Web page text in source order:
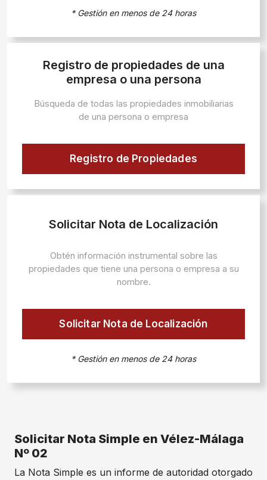
* Gestión en menos de 24 horas
Registro de propiedades de una
empresa o una persona
Búsqueda de todas las propiedades inmobiliarias
de una persona o empresa
Registro de Propiedades
Solicitar Nota de Localización
Obtén información instrumental sobre las
propiedades que tiene una persona o empresa a su
nombre.
Solicitar Nota de Localización
* Gestión en menos de 24 horas
Solicitar Nota Simple en Vélez-Málaga
Nº 02
La Nota Simple es un informe de autoridad otorgado